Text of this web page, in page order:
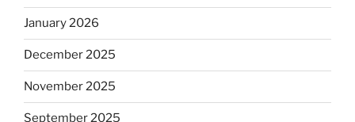
January 2026
December 2025
November 2025
September 2025